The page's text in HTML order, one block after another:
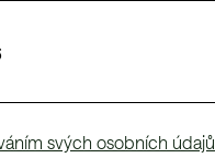
svých osobních údajů